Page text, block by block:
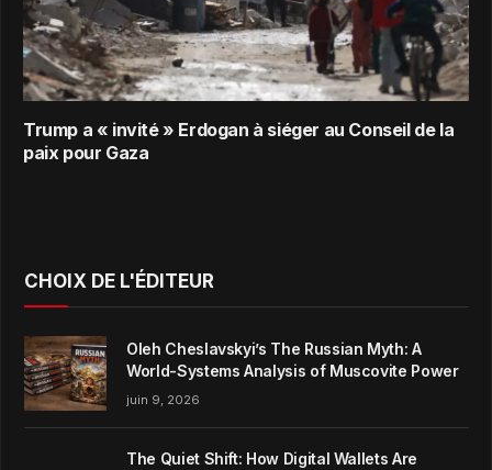
Trump a « invité » Erdogan à siéger au Conseil de la
paix pour Gaza
CHOIX DE L'ÉDITEUR
Oleh Cheslavskyi’s The Russian Myth: A
World-Systems Analysis of Muscovite Power
juin 9, 2026
The Quiet Shift: How Digital Wallets Are